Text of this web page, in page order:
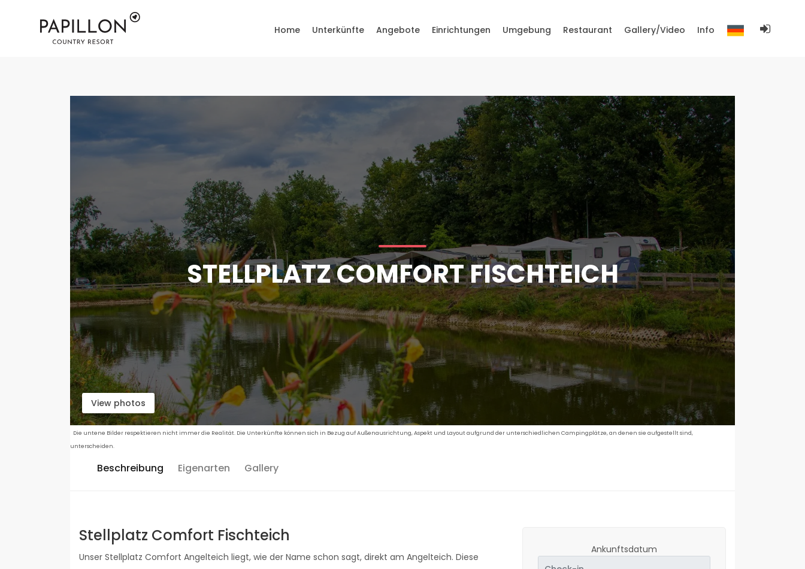
STELLPLATZ COMFORT FISCHTEICH
View photos
Die untene Bilder respektieren nicht immer die Realität. Die Unterkünfte können sich in Bezug auf Außenausrichtung, Aspekt und Layout aufgrund der unterschiedlichen Campingplätze, an denen sie aufgestellt sind,
unterscheiden.
Beschreibung Eigenarten Gallery
Stellplatz Comfort Fischteich
Unser Stellplatz Comfort Angelteich liegt, wie der Name schon sagt, direkt am Angelteich. Diese
Ankunftsdatum
Home Unterkünfte Angebote Einrichtungen Umgebung Restaurant Gallery/Video Info